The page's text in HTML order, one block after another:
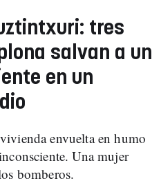
tres
salvan a un
en un
envuelta en humo
Una mujer
bomberos.